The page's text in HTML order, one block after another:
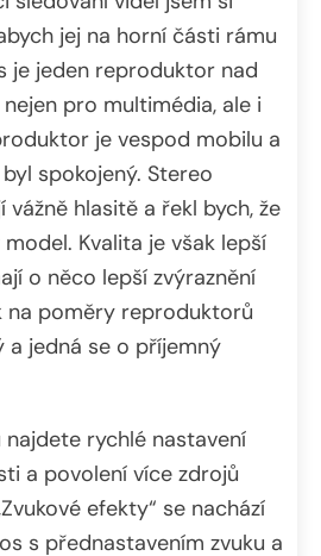
jej na horní části rámu
je jeden reproduktor nad
pro multimédia, ale i
je vespod mobilu a
spokojený. Stereo
hlasitě a řekl bych, že
Kvalita je však lepší
o něco lepší zvýraznění
na poměry reproduktorů
a jedná se o příjemný
najdete rychlé nastavení
a povolení více zdrojů
efekty“ se nachází
s přednastavením zvuku a